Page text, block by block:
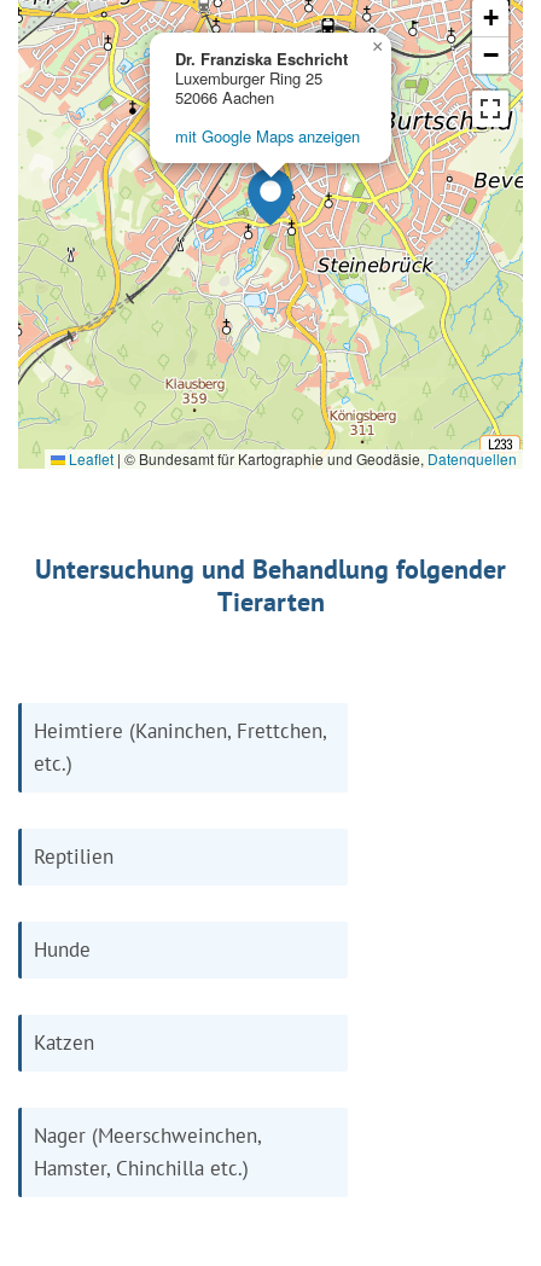
Dr. Franziska Eschricht
Luxemburger Ring 25
52066 Aachen
mit Google Maps anzeigen
×
+
−
Leaflet | © Bundesamt für Kartographie und Geodäsie, Datenquellen
Untersuchung und Behandlung folgender
Tierarten
Heimtiere (Kaninchen, Frettchen,
etc.)
Reptilien
Hunde
Katzen
Nager (Meerschweinchen,
Hamster, Chinchilla etc.)